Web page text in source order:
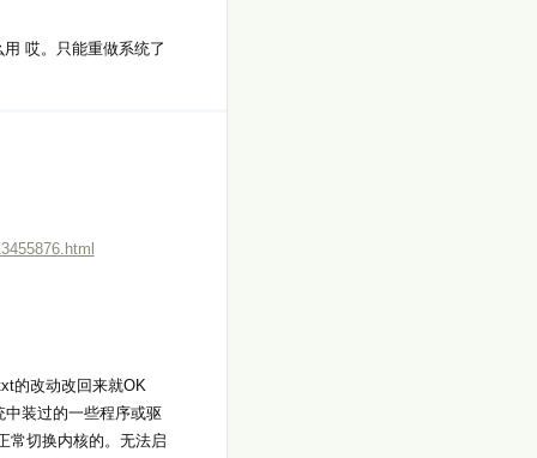
哎。只能重做系统了
的改动改回来就OK
中装过的一些程序或驱
常切换内核的。无法启